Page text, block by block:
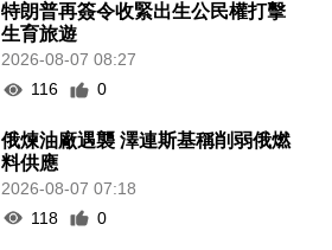
特朗普再簽令收緊出生公民權打擊
生育旅遊
2026-08-07 08:27
116
0
俄煉油廠遇襲 澤連斯基稱削弱俄燃
料供應
2026-08-07 07:18
118
0